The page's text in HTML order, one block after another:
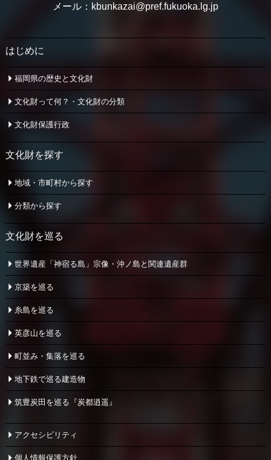
メール：kbunkazai@pref.fukuoka.lg.jp
はじめに
福岡県の歴史と文化財
文化財って何？・文化財の分類
文化財保護行政
文化財を探す
地域・市町村から探す
分類から探す
文化財を巡る
世界遺産「神宿る島」宗像・ 沖ノ島と関連遺産群
京築を巡る
糸島を巡る
英彦山を巡る
町並み・集落を巡る
地下鉄で巡る建造物
筑豊炭田を巡る『炭都逍遥』
アクセシビリティ
個人情報保護方針